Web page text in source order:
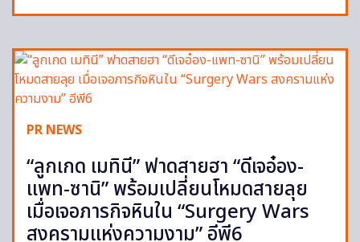
PR NEWS
“ลูกเกด เมทินี” ฟาดสายฮา “ดีเจอ๋อง-
แพท-ซานิ” พร้อมเปลี่ยนโหมดสายลุย
เมื่อเจอภารกิจหินใน “Surgery Wars
สงครามแห่งความงาม” อีพี6